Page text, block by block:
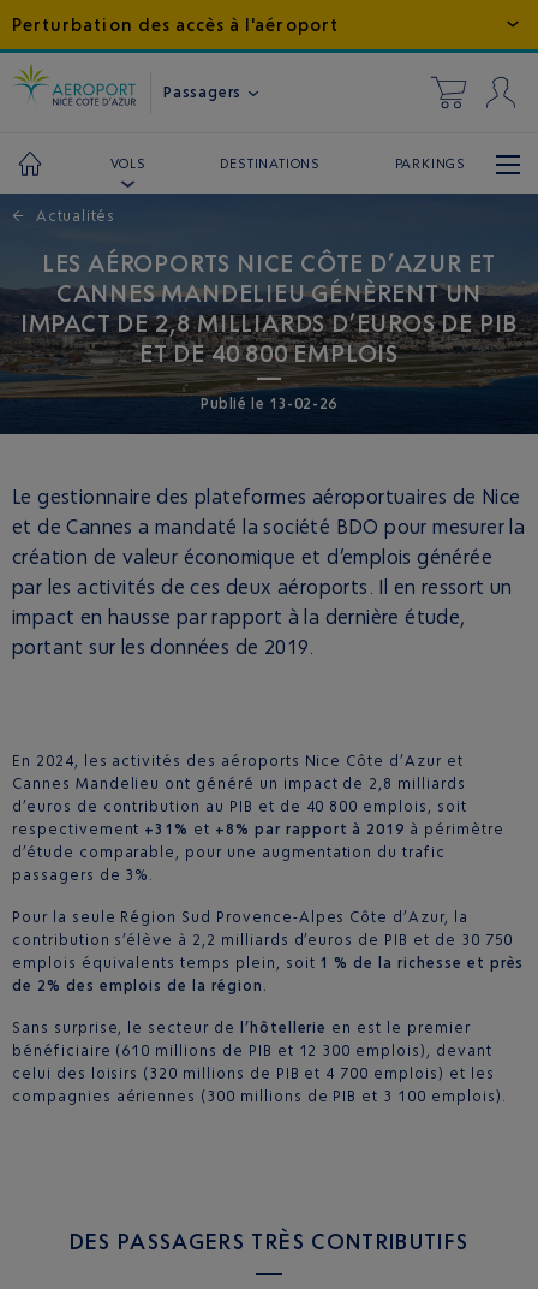
Perturbation des accès à l'aéroport
Passagers
VOLS DESTINATIONS PARKINGS
← Actualités
LES AÉROPORTS NICE CÔTE D’AZUR ET
CANNES MANDELIEU GÉNÈRENT UN
IMPACT DE 2,8 MILLIARDS D’EUROS DE PIB
ET DE 40 800 EMPLOIS
Publié le 13-02-26
Le gestionnaire des plateformes aéroportuaires de Nice
et de Cannes a mandaté la société BDO pour mesurer la
création de valeur économique et d’emplois générée
par les activités de ces deux aéroports. Il en ressort un
impact en hausse par rapport à la dernière étude,
portant sur les données de 2019.
En 2024, les activités des aéroports Nice Côte d’Azur et
Cannes Mandelieu ont généré un impact de 2,8 milliards
d’euros de contribution au PIB et de 40 800 emplois, soit
respectivement +31% et +8% par rapport à 2019 à périmètre
d’étude comparable, pour une augmentation du trafic
passagers de 3%.
Pour la seule Région Sud Provence-Alpes Côte d’Azur, la
contribution s’élève à 2,2 milliards d’euros de PIB et de 30 750
emplois équivalents temps plein, soit 1 % de la richesse et près
de 2% des emplois de la région.
Sans surprise, le secteur de l’hôtellerie en est le premier
bénéficiaire (610 millions de PIB et 12 300 emplois), devant
celui des loisirs (320 millions de PIB et 4 700 emplois) et les
compagnies aériennes (300 millions de PIB et 3 100 emplois).
DES PASSAGERS TRÈS CONTRIBUTIFS